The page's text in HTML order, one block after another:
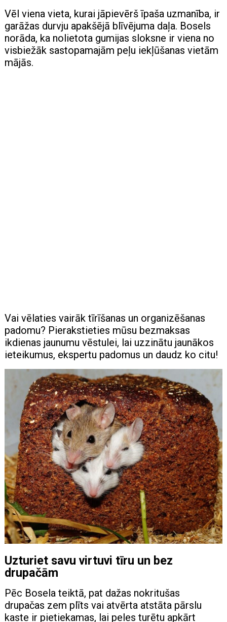
Vēl viena vieta, kurai jāpievērš īpaša uzmanība, ir
garāžas durvju apakšējā blīvējuma daļa. Bosels
norāda, ka nolietota gumijas sloksne ir viena no
visbiežāk sastopamajām peļu iekļūšanas vietām
mājās.
Vai vēlaties vairāk tīrīšanas un organizēšanas
padomu? Pierakstieties mūsu bezmaksas
ikdienas jaunumu vēstulei, lai uzzinātu jaunākos
ieteikumus, ekspertu padomus un daudz ko citu!
Uzturiet savu virtuvi tīru un bez
drupačām
Pēc Bosela teiktā, pat dažas nokritušas
drupačas zem plīts vai atvērta atstāta pārslu
kaste ir pietiekamas, lai peles turētu apkārt